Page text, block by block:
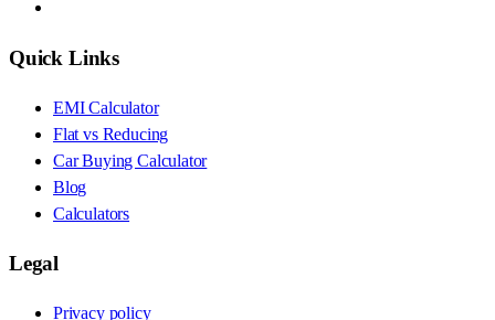
Quick Links
EMI Calculator
Flat vs Reducing
Car Buying Calculator
Blog
Calculators
Legal
Privacy policy